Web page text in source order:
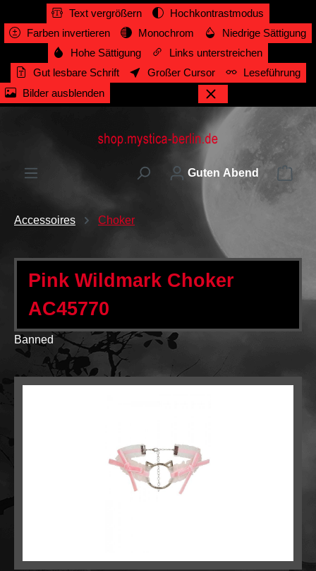
springen Text vergrößern
Hochkontrastmodus
Farben invertieren
Monochrom
Niedrige Sättigung
Hohe Sättigung
Links unterstreichen
Gut lesbare Schrift
Großer Cursor
Leseführung
Bilder ausblenden
Guten Abend
Accessoires Choker
Pink Wildmark Choker
AC45770
Banned
Bildergalerie überspringen